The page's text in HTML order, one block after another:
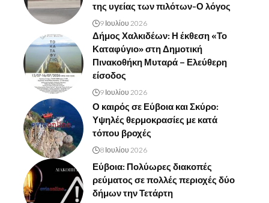
της υγείας των πιλότων-Ο λόγος
9 Ιουλίου 2026
Δήμος Χαλκιδέων: Η έκθεση «Το
Καταφύγιο» στη Δημοτική
Πινακοθήκη Μυταρά – Ελεύθερη
είσοδος
9 Ιουλίου 2026
Ο καιρός σε Εύβοια και Σκύρο:
Υψηλές θερμοκρασίες με κατά
τόπου βροχές
8 Ιουλίου 2026
Εύβοια: Πολύωρες διακοπές
ρεύματος σε πολλές περιοχές δύο
δήμων την Τετάρτη